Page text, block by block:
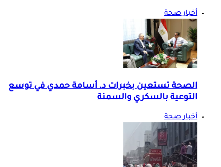
أخبار صحة
الصحة تستعين بخبرات د. أسامة حمدي في توسع
التوعية بالسكري والسمنة
أخبار صحة